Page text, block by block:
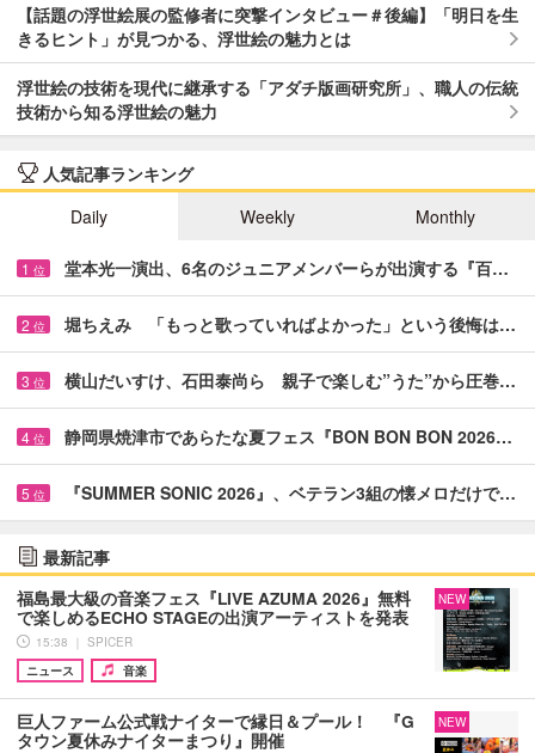
【話題の浮世絵展の監修者に突撃インタビュー＃後編】「明日を生
きるヒント」が見つかる、浮世絵の魅力とは
浮世絵の技術を現代に継承する「アダチ版画研究所」、職人の伝統
技術から知る浮世絵の魅力
人気記事ランキング
Daily
Weekly Monthly
1 位 堂本光一演出、6名のジュニアメンバーらが出演する『百…
2 位 堀ちえみ 「もっと歌っていればよかった」という後悔は…
3 位 横山だいすけ、石田泰尚ら 親子で楽しむ”うた”から圧巻…
4 位 静岡県焼津市であらたな夏フェス『BON BON BON 2026…
5 位 『SUMMER SONIC 2026』、ベテラン3組の懐メロだけで…
最新記事
福島最大級の音楽フェス『LIVE AZUMA 2026』無料
で楽しめるECHO STAGEの出演アーティストを発表
15:38 ｜ SPICER
ニュース
音楽
NEW
巨人ファーム公式戦ナイターで縁日＆プール！ 『G
タウン夏休みナイターまつり』開催
NEW